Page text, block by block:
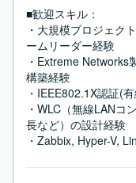
■歓迎スキル：
・大規模プロジェク
ームリーダー経験
・Extreme Networks
構築経験
・IEEE802.1X認証(
・WLC（無線LANコ
長など）の設計経験
・Zabbix, Hyper-V,